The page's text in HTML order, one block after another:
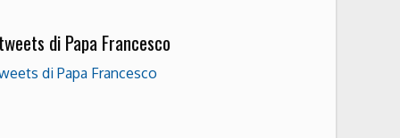
di Papa Francesco
di Papa Francesco